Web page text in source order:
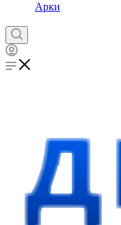
Арки